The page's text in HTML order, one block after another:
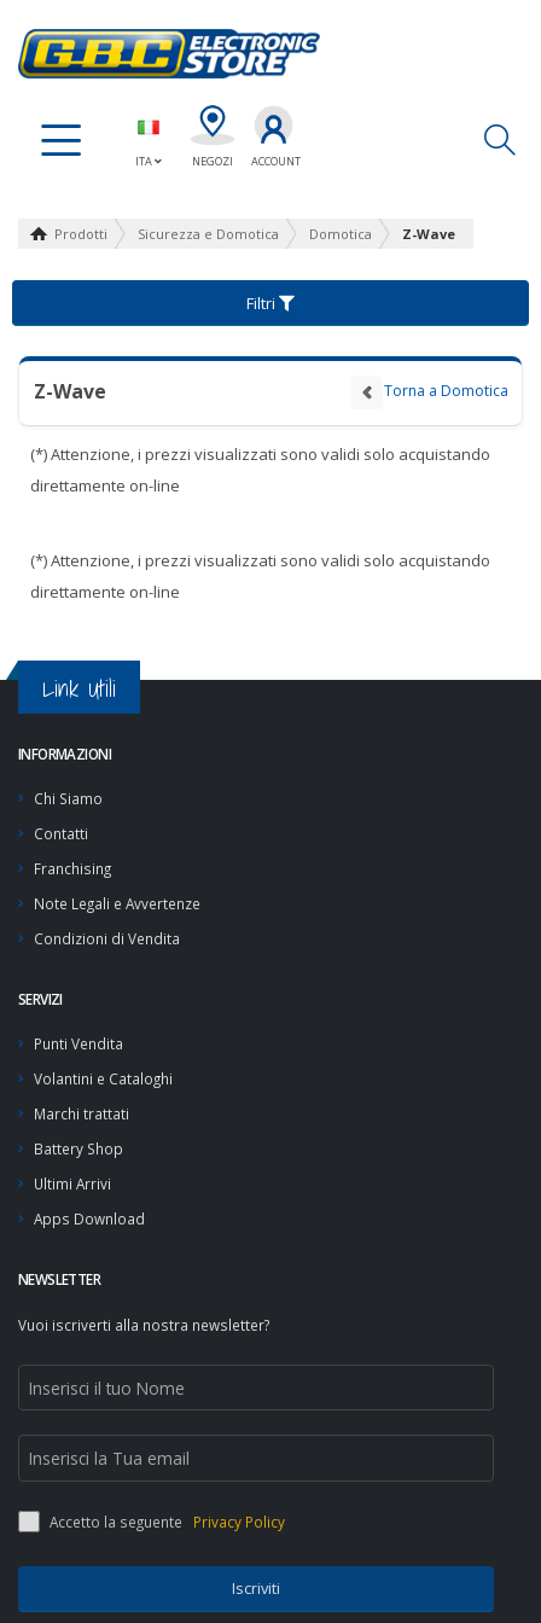
ITA NEGOZI ACCOUNT
Prodotti Sicurezza e Domotica Domotica Z-Wave
Filtri
Z-Wave Torna a Domotica
(*) Attenzione, i prezzi visualizzati sono validi solo acquistando
direttamente on-line
(*) Attenzione, i prezzi visualizzati sono validi solo acquistando
direttamente on-line
Link Utili
INFORMAZIONI
Chi Siamo
Contatti
Franchising
Note Legali e Avvertenze
Condizioni di Vendita
SERVIZI
Punti Vendita
Volantini e Cataloghi
Marchi trattati
Battery Shop
Ultimi Arrivi
Apps Download
NEWSLETTER
Vuoi iscriverti alla nostra newsletter?
Accetto la seguente Privacy Policy
Iscriviti